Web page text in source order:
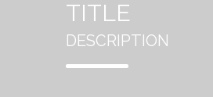
TITLE
DESCRIPTION